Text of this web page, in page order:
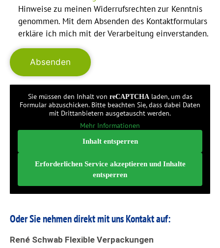
Hinweise zu meinen Widerrufsrechten zur Kenntnis
genommen. Mit dem Absenden des Kontaktformulars
erkläre ich mich mit der Verarbeitung einverstanden.
Sie müssen den Inhalt von reCAPTCHA laden, um das
Formular abzuschicken. Bitte beachten Sie, dass dabei Daten
mit Drittanbietern ausgetauscht werden.
Mehr Informationen
Inhalt entsperren
Erforderlichen Service akzeptieren und Inhalte
entsperren
Oder Sie nehmen direkt mit uns Kontakt auf:
René Schwab Flexible Verpackungen